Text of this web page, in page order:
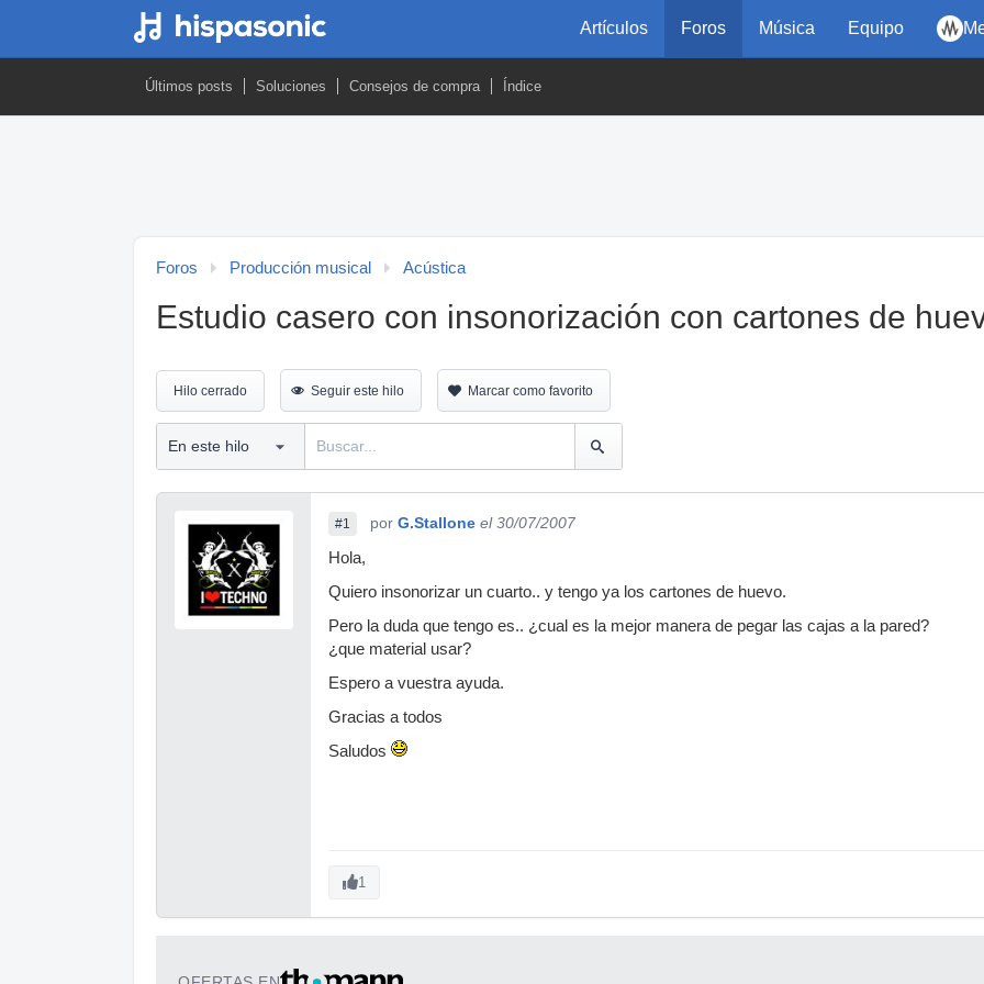
Artículos Foros Música Equipo
Últimos posts Soluciones Consejos de compra Índice
Foros Producción musical Acústica
Estudio casero con insonorización con cartones de
Hilo cerrado Seguir este hilo Marcar como favorito
#1 por G.Stallone el 30/07/2007
Hola,
Quiero insonorizar un cuarto.. y tengo ya los cartones de huevo.
Pero la duda que tengo es.. ¿cual es la mejor manera de pegar las cajas a la pared?
¿que material usar?
Espero a vuestra ayuda.
Gracias a todos
Saludos
1